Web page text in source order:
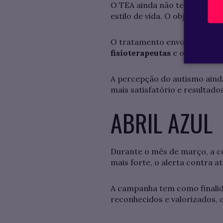
O TEA ainda não tem cura,
estilo de vida. O objetivo é
O tratamento envolve uma
fisioterapeutas e outros.
A percepção do autismo
mais satisfatório e
ABRIL AZUL
Durante o mês de março, a
mais forte, o alerta contra
A campanha tem como
reconhecidos e valorizados,